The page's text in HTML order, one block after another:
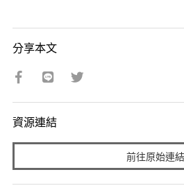
分享本文
資源連結
前往原始連結